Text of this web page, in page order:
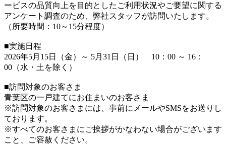
ービスの品質向上を目的としたご利用状況やご要望に関する
アンケート調査のため、弊社スタッフが訪問いたします。
（所要時間：10～15分程度）
■実施日程
2026年5月15日（金）～ 5月31日（日） 10：00 ～ 16：
00（水・土を除く）
■訪問対象のお客さま
青葉区の一戸建てにお住まいのお客さま
※訪問対象のお客さまには、事前にメールやSMSをお送りし
ております。
※すべてのお客さまにご挨拶がかなわない場合がございます
こと、ご容赦ください。